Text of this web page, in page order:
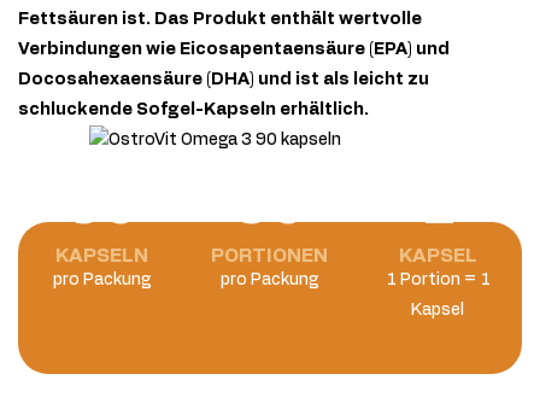
Fettsäuren ist. Das Produkt enthält wertvolle
Verbindungen wie Eicosapentaensäure (EPA) und
Docosahexaensäure (DHA) und ist als leicht zu
schluckende Sofgel-Kapseln erhältlich.
90
KAPSELN
pro Packung
90
PORTIONEN
pro Packung
1
KAPSEL
1 Portion = 1
Kapsel